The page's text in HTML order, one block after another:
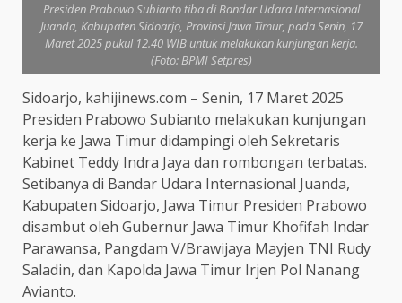
Presiden Prabowo Subianto tiba di Bandar Udara Internasional
Juanda, Kabupaten Sidoarjo, Provinsi Jawa Timur, pada Senin, 17
Maret 2025 pukul 12.40 WIB untuk melakukan kunjungan kerja.
(Foto: BPMI Setpres)
Sidoarjo, kahijinews.com – Senin, 17 Maret 2025
Presiden Prabowo Subianto melakukan kunjungan
kerja ke Jawa Timur didampingi oleh Sekretaris
Kabinet Teddy Indra Jaya dan rombongan terbatas.
Setibanya di Bandar Udara Internasional Juanda,
Kabupaten Sidoarjo, Jawa Timur Presiden Prabowo
disambut oleh Gubernur Jawa Timur Khofifah Indar
Parawansa, Pangdam V/Brawijaya Mayjen TNI Rudy
Saladin, dan Kapolda Jawa Timur Irjen Pol Nanang
Avianto.